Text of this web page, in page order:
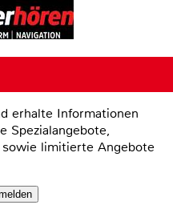
erhalte Informationen
Spezialangebote,
limitierte Angebote